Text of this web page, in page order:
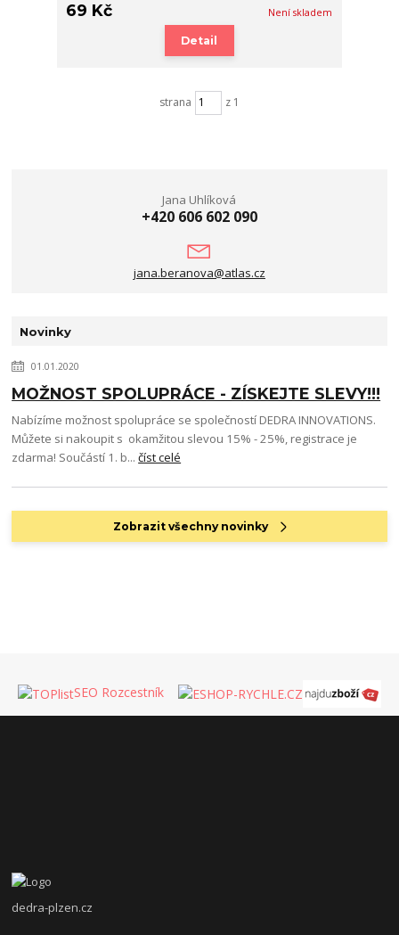
69 Kč Není skladem
Detail
strana z 1
Jana Uhlíková
+420 606 602 090
jana.beranova@atlas.cz
Novinky
01.01.2020
MOŽNOST SPOLUPRÁCE - ZÍSKEJTE SLEVY!!!
Nabízíme možnost spolupráce se společností DEDRA INNOVATIONS.
Můžete si nakoupit s okamžitou slevou 15% - 25%, registrace je
zdarma! Součástí 1. b...číst celé
Zobrazit všechny novinky
SEO Rozcestník
dedra-plzen.cz